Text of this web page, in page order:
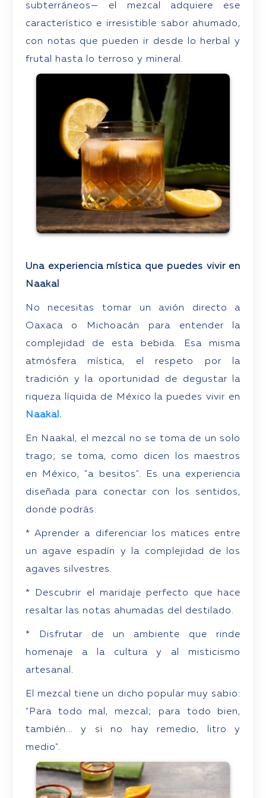
subterráneos— el mezcal adquiere ese
característico e irresistible sabor ahumado,
con notas que pueden ir desde lo herbal y
frutal hasta lo terroso y mineral.
Una experiencia mística que puedes vivir en
Naakal
No necesitas tomar un avión directo a
Oaxaca o Michoacán para entender la
complejidad de esta bebida. Esa misma
atmósfera mística, el respeto por la
tradición y la oportunidad de degustar la
riqueza líquida de México la puedes vivir en
Naakal.
En Naakal, el mezcal no se toma de un solo
trago; se toma, como dicen los maestros
en México, "a besitos". Es una experiencia
diseñada para conectar con los sentidos,
donde podrás:
* Aprender a diferenciar los matices entre
un agave espadín y la complejidad de los
agaves silvestres.
* Descubrir el maridaje perfecto que hace
resaltar las notas ahumadas del destilado.
* Disfrutar de un ambiente que rinde
homenaje a la cultura y al misticismo
artesanal.
El mezcal tiene un dicho popular muy sabio:
"Para todo mal, mezcal; para todo bien,
también... y si no hay remedio, litro y
medio".